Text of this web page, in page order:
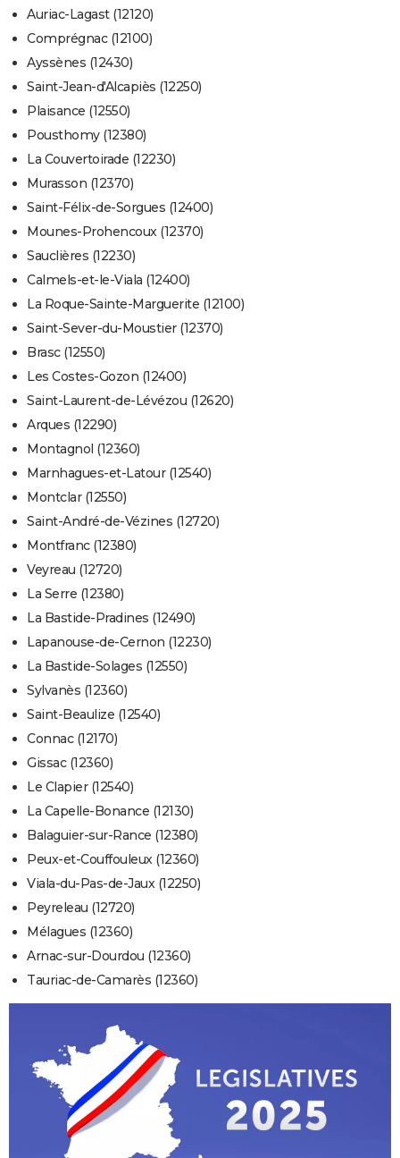
Auriac-Lagast (12120)
Comprégnac (12100)
Ayssènes (12430)
Saint-Jean-d'Alcapiès (12250)
Plaisance (12550)
Pousthomy (12380)
La Couvertoirade (12230)
Murasson (12370)
Saint-Félix-de-Sorgues (12400)
Mounes-Prohencoux (12370)
Sauclières (12230)
Calmels-et-le-Viala (12400)
La Roque-Sainte-Marguerite (12100)
Saint-Sever-du-Moustier (12370)
Brasc (12550)
Les Costes-Gozon (12400)
Saint-Laurent-de-Lévézou (12620)
Arques (12290)
Montagnol (12360)
Marnhagues-et-Latour (12540)
Montclar (12550)
Saint-André-de-Vézines (12720)
Montfranc (12380)
Veyreau (12720)
La Serre (12380)
La Bastide-Pradines (12490)
Lapanouse-de-Cernon (12230)
La Bastide-Solages (12550)
Sylvanès (12360)
Saint-Beaulize (12540)
Connac (12170)
Gissac (12360)
Le Clapier (12540)
La Capelle-Bonance (12130)
Balaguier-sur-Rance (12380)
Peux-et-Couffouleux (12360)
Viala-du-Pas-de-Jaux (12250)
Peyreleau (12720)
Mélagues (12360)
Arnac-sur-Dourdou (12360)
Tauriac-de-Camarès (12360)